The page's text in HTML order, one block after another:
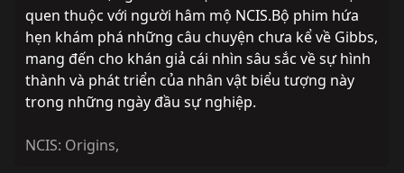
quen thuộc với người hâm mộ NCIS.Bộ phim hứa
hẹn khám phá những câu chuyện chưa kể về Gibbs,
mang đến cho khán giả cái nhìn sâu sắc về sự hình
thành và phát triển của nhân vật biểu tượng này
trong những ngày đầu sự nghiệp.
NCIS: Origins,